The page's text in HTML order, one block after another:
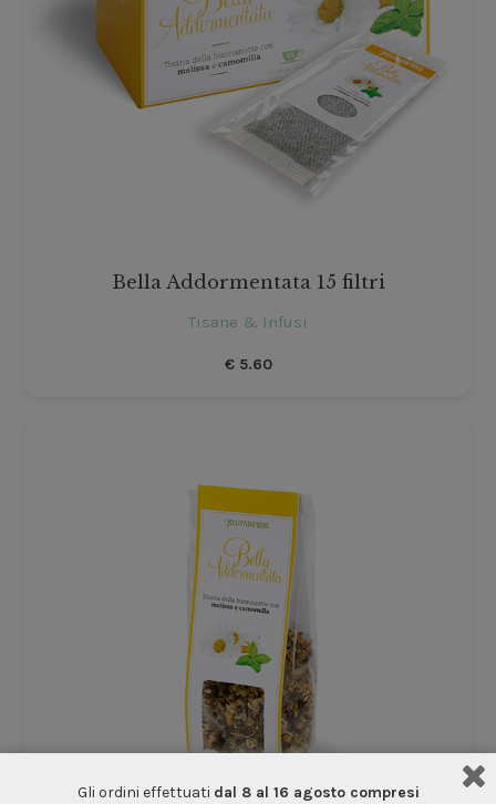
Bella Addormentata 15 filtri
Tisane & Infusi
€5.60
Gli ordini effettuati dal 8 al 16 agosto compresi